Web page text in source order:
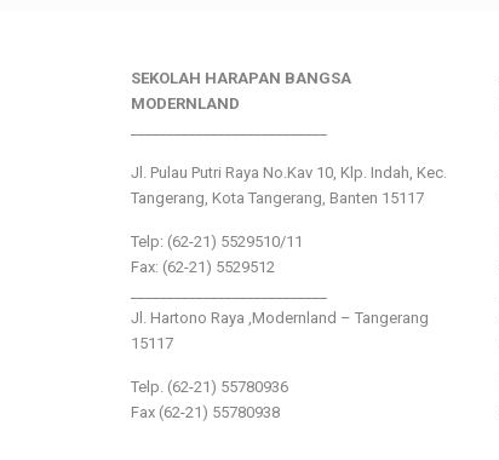
SEKOLAH HARAPAN BANGSA
MODERNLAND
Jl. Pulau Putri Raya No.Kav 10, Klp. Indah, Kec.
Tangerang, Kota Tangerang, Banten 15117
Telp: (62-21) 5529510/11
Fax: (62-21) 5529512
Jl. Hartono Raya ,Modernland – Tangerang
15117
Telp. (62-21) 55780936
Fax (62-21) 55780938